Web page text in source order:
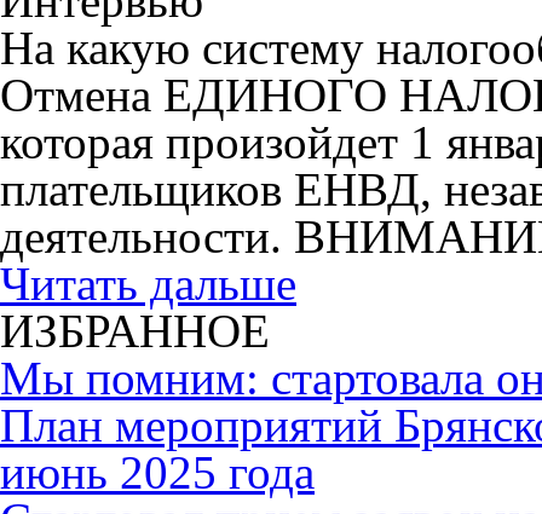
На какую систему
Отмена ЕДИНОГО
которая произойдет 1
плательщиков ЕНВД,
деятельности.
Читать дальше
ИЗБРАННОЕ
Мы помним: стартовала
План мероприятий
июнь 2025 года